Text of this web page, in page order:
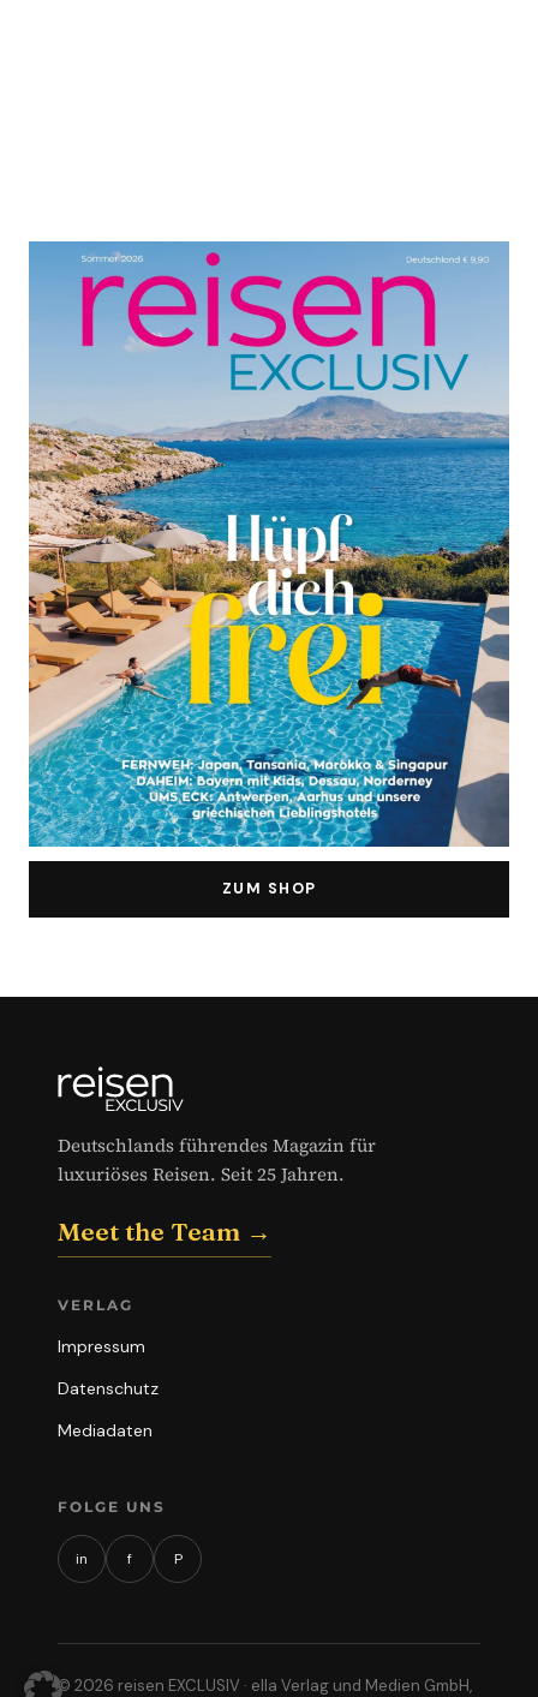
ZUM SHOP
Deutschlands führendes Magazin für
luxuriöses Reisen. Seit 25 Jahren.
Meet the Team →
VERLAG
Impressum
Datenschutz
Mediadaten
FOLGE UNS
in f P
© 2026 reisen EXCLUSIV · ella Verlag und Medien GmbH,